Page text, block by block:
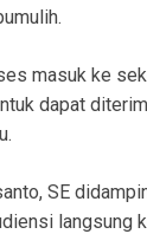
masuk ke
dapat
SE
langsung